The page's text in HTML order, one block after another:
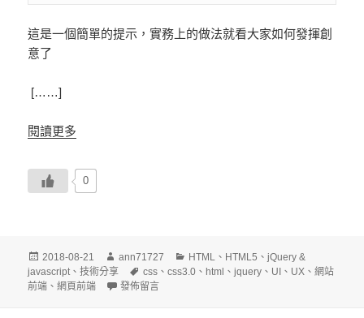
這是一個簡單的提示，實務上的做法就看大家如何發揮創
意了
[……]
閱讀更多
0
發
佈
日
2018-08-21
作
者
ann71727
分
類
HTML 、 HTML5 、jQuery &
javascript、技術分享
標
籤
css 、css3.0 、html 、jquery 、 UI 、 UX 、網站
前端 、網頁前端 在〈Fix An invalid form control with name=’…’ is not
發佈留言